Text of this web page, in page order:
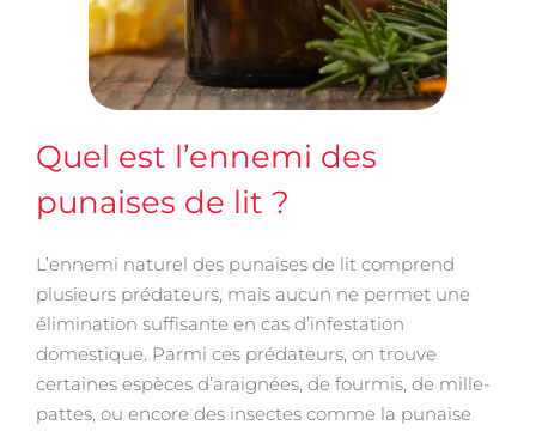
Quel est l’ennemi des
punaises de lit ?
L’ennemi naturel des punaises de lit comprend
plusieurs prédateurs, mais aucun ne permet une
élimination suffisante en cas d’infestation
domestique. Parmi ces prédateurs, on trouve
certaines espèces d’araignées, de fourmis, de mille-
pattes, ou encore des insectes comme la punaise